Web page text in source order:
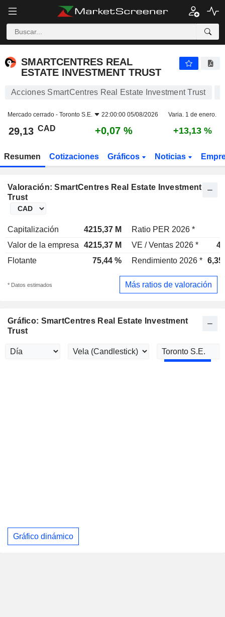
SMARTCENTRES REAL
ESTATE INVESTMENT TRUST
Acciones SmartCentres Real Estate Investment Trust
Mercado cerrado - Toronto S.E. 22:00:00 05/08/2026 Varia. 1 de enero.
29,13 CAD +0,07 % +13,13 %
Resumen Cotizaciones Gráficos Noticias
Valoración: SmartCentres Real Estate Investment
Trust
Capitalización 4215,37 M
Ratio PER 2026 *
Valor de la empresa
4215,37 M VE / Ventas 2026 *
Flotante
75,44 % Rendimiento 2026 * 6,35
* Datos estimados Más ratios de valoración
Gráfico: SmartCentres Real Estate Investment
Trust
Gráfico dinámico